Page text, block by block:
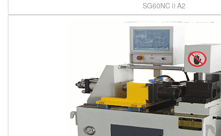
SG60NCⅡA2